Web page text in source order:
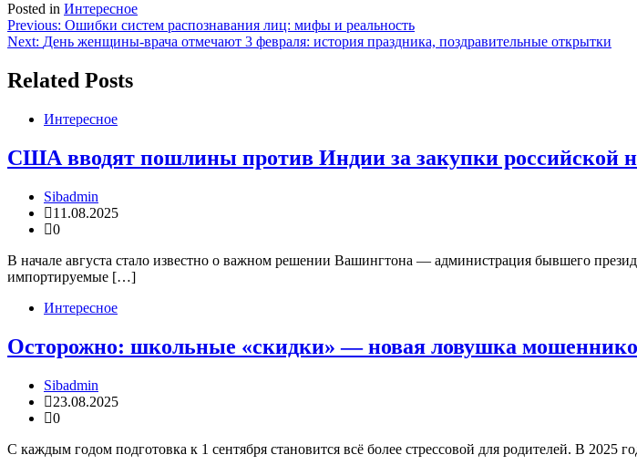
Posted in Интересное
Навигация
по
записям
Previous: Ошибки систем распознавания лиц: мифы и реальность
Next: День женщины-врача отмечают 3 февраля: история праздника, поздравительные открытки
Related Posts
Интересное
США вводят пошлины против Индии за закупки российской
Sibadmin
11.08.2025
0
В начале августа стало известно о важном решении Вашингтона — администрация бывшего
импортируемые […]
Интересное
Осторожно: школьные «скидки» — новая ловушка
Sibadmin
23.08.2025
0
С каждым годом подготовка к 1 сентября становится всё более стрессовой для родителей. В